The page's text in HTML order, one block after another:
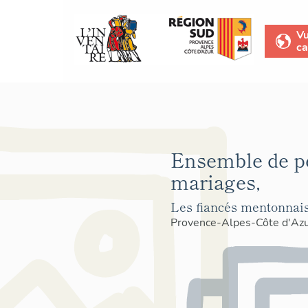
Ensemble de
mariages,
Les fiancés
Provence-Alpes-Côte